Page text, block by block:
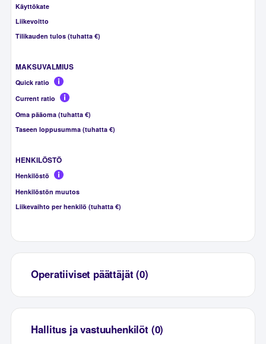
Käyttökate
Liikevoitto
Tilikauden tulos (tuhatta €)
MAKSUVALMIUS
Quick ratio
Current ratio
Oma pääoma (tuhatta €)
Taseen loppusumma (tuhatta €)
HENKILÖSTÖ
Henkilöstö
Henkilöstön muutos
Liikevaihto per henkilö (tuhatta €)
Operatiiviset päättäjät (0)
Hallitus ja vastuuhenkilöt (0)